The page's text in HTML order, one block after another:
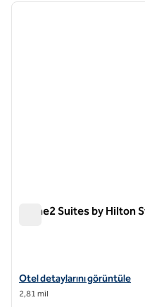
1 / 12
Home2 Suites by Hilton
Home2 Suites by Hilton
Otel detaylarını görüntüle
2,81 mil